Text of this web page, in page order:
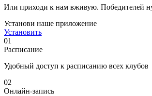
Или приходи к нам вживую. Победителей
Установи наше приложение
Установить
01
Расписание
Удобный доступ к расписанию всех клубов
02
Онлайн-запись